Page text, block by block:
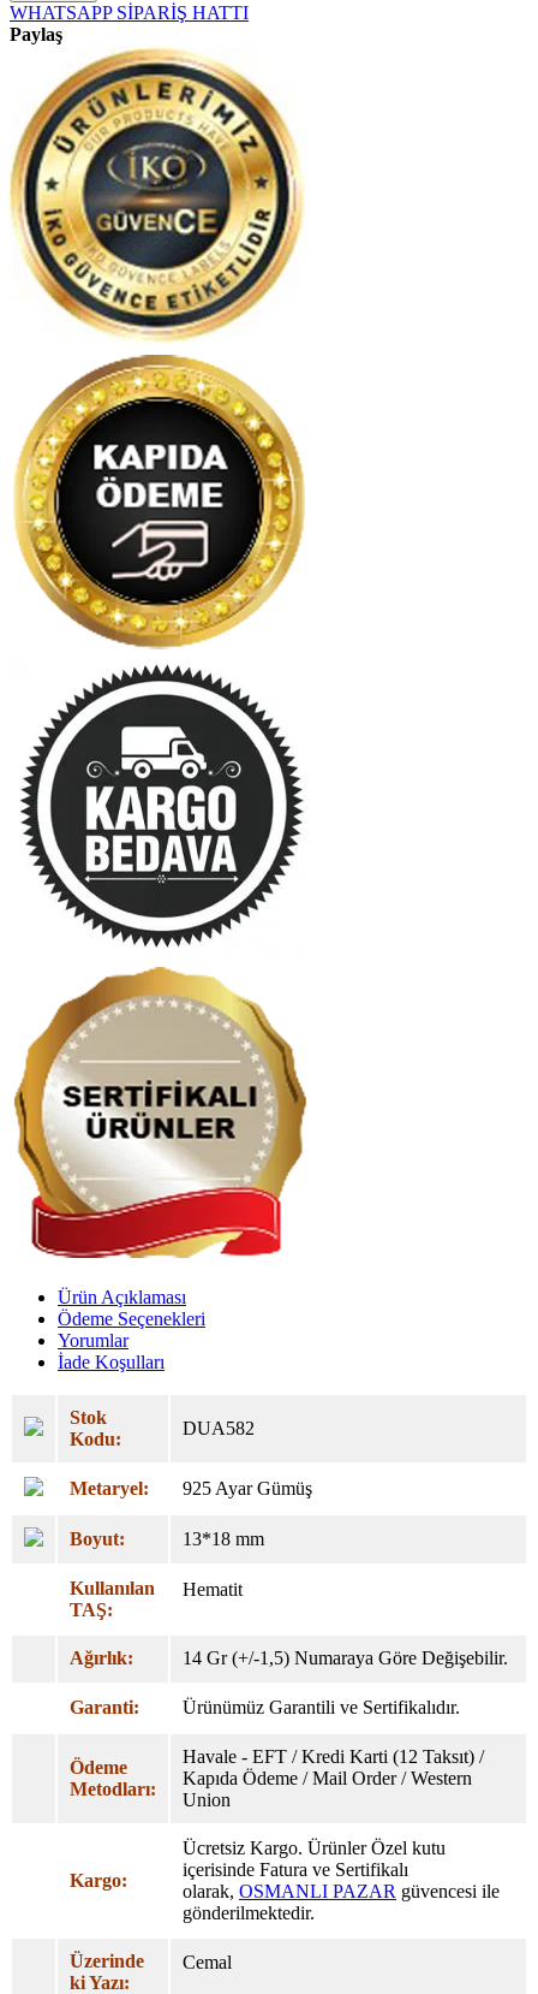
WHATSAPP SİPARİŞ HATTI
Paylaş
Ürün Açıklaması
Ödeme Seçenekleri
Yorumlar
İade Koşulları
Stok
Kodu:
DUA582
Metaryel: 925 Ayar Gümüş
Boyut: 13*18 mm
Kullanılan
TAŞ:
Hematit
Ağırlık: 14 Gr (+/-1,5) Numaraya Göre Değişebilir.
Garanti: Ürünümüz Garantili ve Sertifikalıdır.
Ödeme
Metodları:
Havale - EFT / Kredi Karti (12 Taksıt) /
Kapıda Ödeme / Mail Order / Western
Union
Kargo:
Ücretsiz Kargo. Ürünler Özel kutu
içerisinde Fatura ve Sertifikalı
olarak, OSMANLI PAZAR güvencesi ile
gönderilmektedir.
Üzerinde
ki Yazı:
Cemal